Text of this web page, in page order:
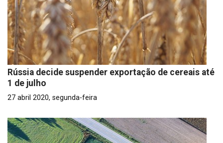
Rússia decide suspender exportação de cereais até
1 de julho
27 abril 2020, segunda-feira